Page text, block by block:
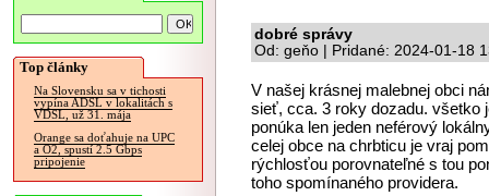
Top články
Na Slovensku sa v tichosti
vypína ADSL v lokalitách s
VDSL, už 31. mája
Orange sa doťahuje na UPC
a O2, spustí 2.5 Gbps
pripojenie
dobré správy
Od: geňo | Pridané: 2024-01-18
V našej krásnej malebnej obci
sieť, cca. 3 roky dozadu. všetko
ponúka len jeden neférový
celej obce na chrbticu je vraj
rýchlosťou porovnateľné s tou
toho spomínaného providera.